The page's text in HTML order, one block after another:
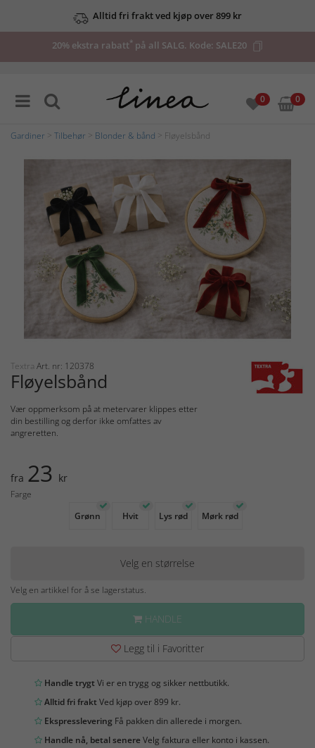
Alltid fri frakt ved kjøp over 899 kr
20% ekstra rabatt* på all SALG. Kode: SALE20
0 0
Gardiner Tilbehør Blonder & bånd > Fløyelsbånd
Textra Art. nr: 120378
Fløyelsbånd
Vær oppmerksom på at metervarer klippes etter
din bestilling og derfor ikke omfattes av
angreretten.
fra 23 kr
Farge
Grønn
Hvit Lys rød Mørk rød
Velg en størrelse
Velg en artikkel for å se lagerstatus.
HANDLE
Legg til i Favoritter
Handle trygtVi er en trygg og sikker nettbutikk.
Alltid fri fraktVed kjøp over 899 kr.
Ekspresslevering Få pakken din allerede i morgen.
Handle nå, betal senereVelg faktura eller konto i kassen.